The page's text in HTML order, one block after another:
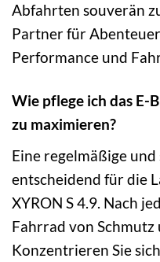
Abfahrten souverän
Partner für
Performance und
Wie pflege ich das E-
zu maximieren?
Eine regelmäßige
entscheidend für die
XYRON S 4.9. Nach
Fahrrad von
Konzentrieren Sie